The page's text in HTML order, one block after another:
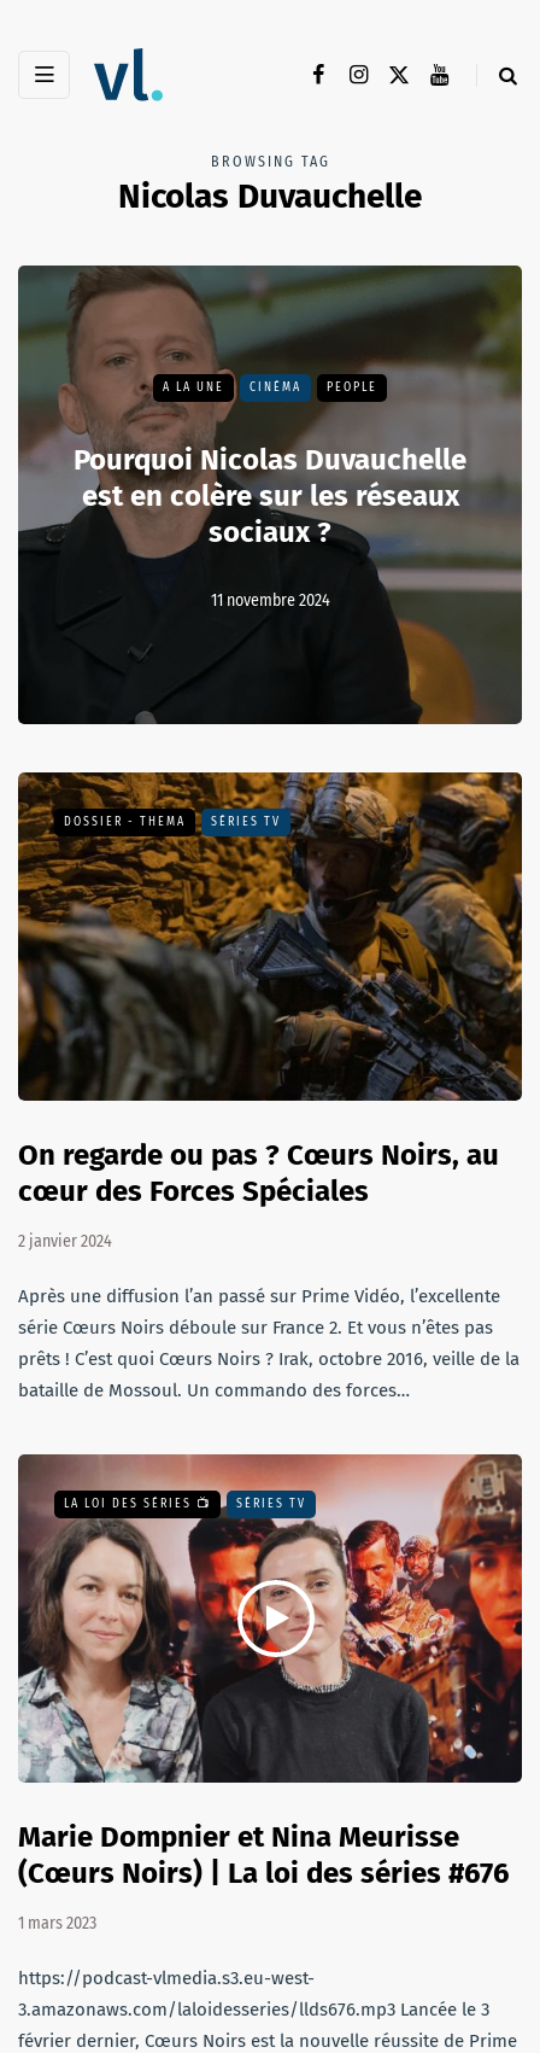
BROWSING TAG
Nicolas Duvauchelle
A LA UNE CINÉMA PEOPLE
Pourquoi Nicolas Duvauchelle
est en colère sur les réseaux
sociaux ?
11 novembre 2024
DOSSIER - THEMA SÉRIES TV
On regarde ou pas ? Cœurs Noirs, au
cœur des Forces Spéciales
2 janvier 2024
Après une diffusion l’an passé sur Prime Vidéo, l’excellente
série Cœurs Noirs déboule sur France 2. Et vous n’êtes pas
prêts ! C’est quoi Cœurs Noirs ? Irak, octobre 2016, veille de la
bataille de Mossoul. Un commando des forces…
LA LOI DES SÉRIES 📺 SÉRIES TV
Marie Dompnier et Nina Meurisse
(Cœurs Noirs) | La loi des séries #676
1 mars 2023
https://podcast-vlmedia.s3.eu-west-
3.amazonaws.com/laloidesseries/llds676.mp3 Lancée le 3
février dernier, Cœurs Noirs est la nouvelle réussite de Prime